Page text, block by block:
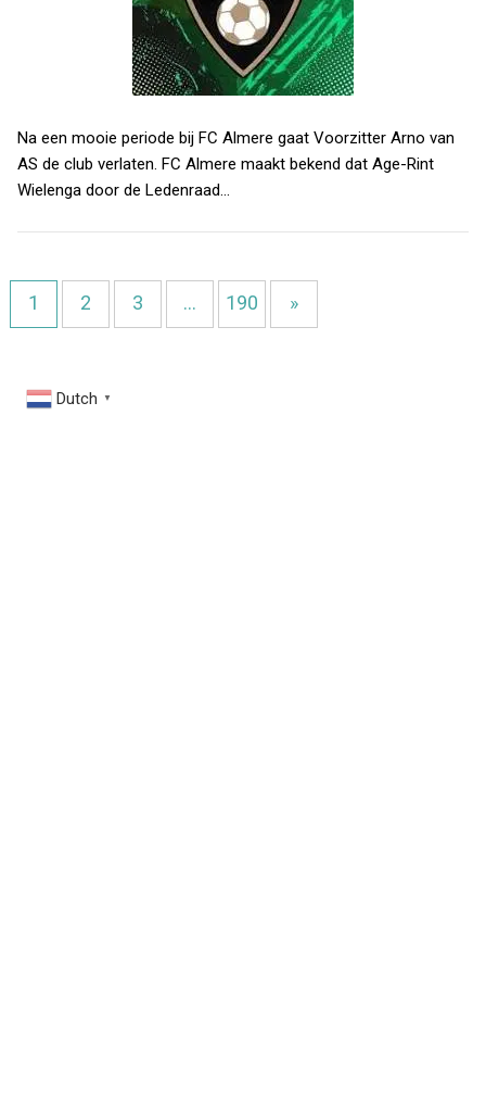
Na een mooie periode bij FC Almere gaat Voorzitter Arno van
AS de club verlaten. FC Almere maakt bekend dat Age-Rint
Wielenga door de Ledenraad…
1 2 3 … 190 »
Dutch ▼